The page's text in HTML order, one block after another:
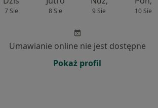
7 Sie 8 Sie 9 Sie 10 Sie
Umawianie online nie jest dostępne
Pokaż profil